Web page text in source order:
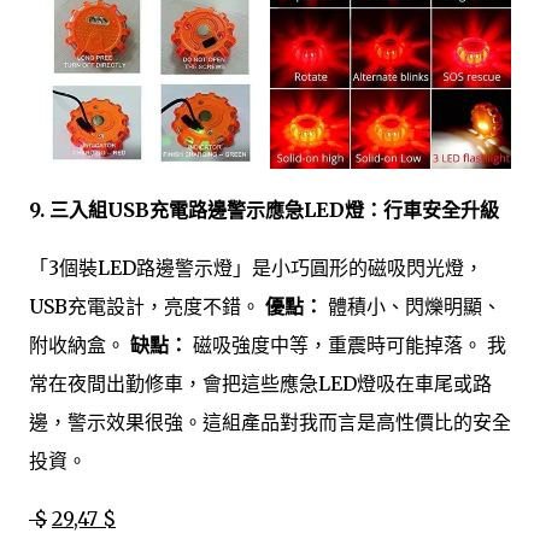
9. 三入組USB充電路邊警示應急LED燈：行車安全升級
「3個裝LED路邊警示燈」是小巧圓形的磁吸閃光燈，
USB充電設計，亮度不錯。 優點： 體積小、閃爍明顯、
附收納盒。 缺點： 磁吸強度中等，重震時可能掉落。 我
常在夜間出勤修車，會把這些應急LED燈吸在車尾或路
邊，警示效果很強。這組產品對我而言是高性價比的安全
投資。
$ 29,47 $